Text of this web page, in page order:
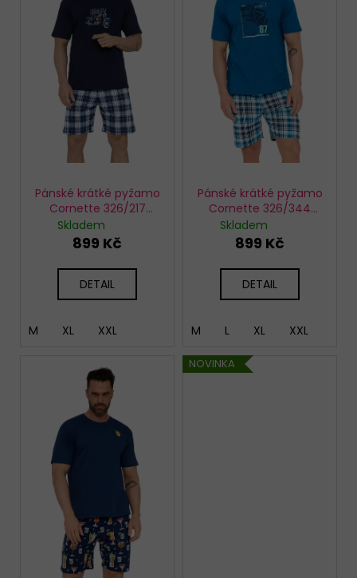
Pánské krátké pyžamo
Cornette 326/217
Legend Rider
Skladem
899 Kč
DETAIL
M XL XXL
Pánské krátké pyžamo
Cornette 326/344
Compass
Skladem
899 Kč
DETAIL
M L XL XXL
NOVINKA